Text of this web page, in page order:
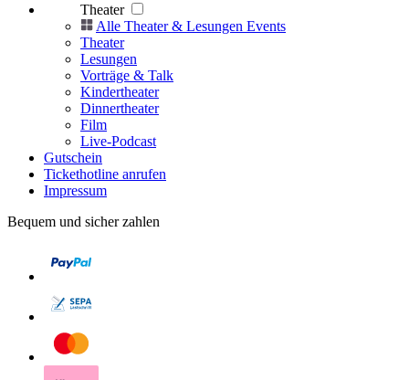
Theater
Alle Theater & Lesungen Events
Theater
Lesungen
Vorträge & Talk
Kindertheater
Dinnertheater
Film
Live-Podcast
Gutschein
Tickethotline anrufen
Impressum
Bequem und sicher zahlen